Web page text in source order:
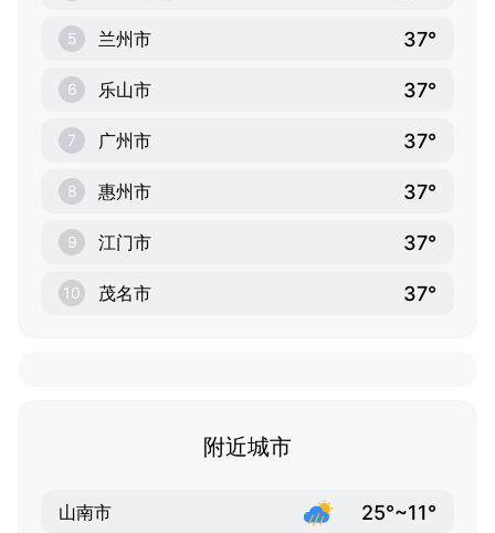
5 兰州市 37°
6 乐山市 37°
7 广州市 37°
8 惠州市 37°
9 江门市 37°
10 茂名市 37°
附近城市
山南市 25°~11°